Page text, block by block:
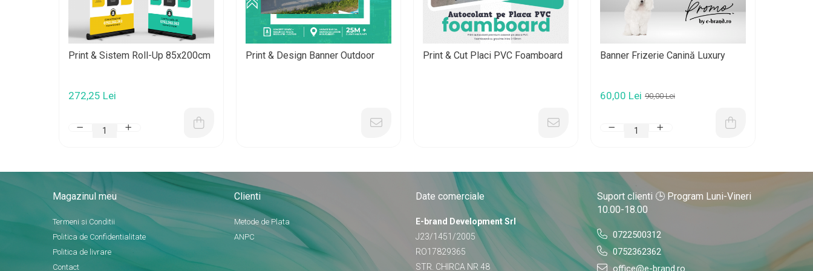
Print & Sistem Roll-Up 85x200cm
272,25 Lei
Print & Design Banner Outdoor Print & Cut Placi PVC Foamboard Banner Frizerie Canină Luxury
90,00 Lei
60,00 Lei
Magazinul meu
Termeni si Conditii
Politica de Confidentialitate
Politica de livrare
Contact
Clienti
Metode de Plata
ANPC
Date comerciale
E-brand Development Srl
J23/1451/2005
RO17829365
STR. CHIRCA NR 48
Suport clienti 🕒 Program Luni-Vineri
10.00-18.00
0722500312
0752362362
office@e-brand.ro